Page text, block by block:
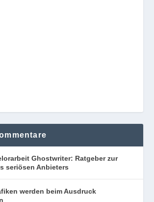
Ghostwriter: Ratgeber zur
seriösen Anbieters
werden beim Ausdruck